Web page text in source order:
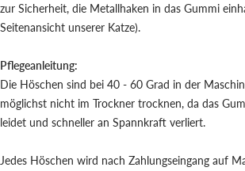
zur Sicherheit, die Metallhaken in das Gummi
Seitenansicht unserer Katze).
Pflegeanleitung:
Die Höschen sind bei 40 - 60 Grad in der
möglichst nicht im Trockner trocknen, da das
leidet und schneller an Spannkraft verliert.
Jedes Höschen wird nach Zahlungseingang auf